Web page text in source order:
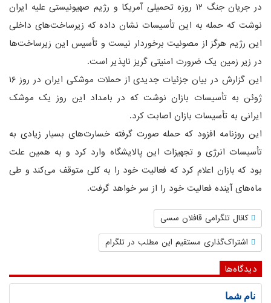
در جریان جنگ ۱۲ روزه تحمیلی آمریکا و رژیم صهیونیستی علیه ایران
نوشت که حمله به این تأسیسات نشان داده که زیرساخت‌های داخلی
این رژیم هرگز از مصونیت برخوردار نیست و تأسیس این زیرساخت‌ها
در زیر زمین یک ضرورت امنیتی گریز ناپذیر است.
این گزارش در بیان جزئیات جدیدی از حملات موشکی ایران در روز ۱۶
ژوئن به تأسیسات بازان نوشت که در بامداد این روز یک موشک
ایرانی به تأسیسات بازان اصابت کرد.
این روزنامه افزود که حمله صورت گرفته خسارت‌های بسیار زیادی به
تأسیسات انرژی و تجهیزات این پالایشگاه وارد کرد و به همین علت
بود که بازان اعلام کرد که فعالیت خود را به کلی متوقف می‌کند و طی
ماه‌های آینده فعالیت خود را از سر خواهد گرفت.
کانال تلگرامی قافلان سسی
اشتراک‌گذاری مستقیم این مطلب در تلگرام
دیدگاه‌ها
نام شما